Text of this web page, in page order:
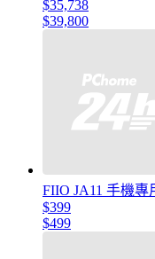
$35,738
$39,800
FIIO JA11 手機
$399
$499